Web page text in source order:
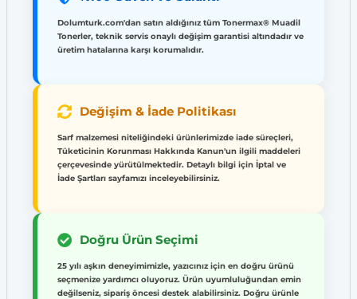
Dolumturk.com'dan satın aldığınız tüm Tonermax® Muadil
Tonerler, teknik servis onaylı değişim garantisi altındadır ve
üretim hatalarına karşı korumalıdır.
Değişim & İade Politikası
Sarf malzemesi niteliğindeki ürünlerimizde iade süreçleri,
Tüketicinin Korunması Hakkında Kanun'un ilgili maddeleri
çerçevesinde yürütülmektedir. Detaylı bilgi için İptal ve
İade Şartları sayfamızı inceleyebilirsiniz.
Doğru Ürün Seçimi
25 yılı aşkın deneyimimizle, yazıcınız için en doğru ürünü
seçmenize yardımcı oluyoruz. Ürün uyumluluğundan emin
değilseniz, sipariş öncesi destek alabilirsiniz. Doğru ürünle